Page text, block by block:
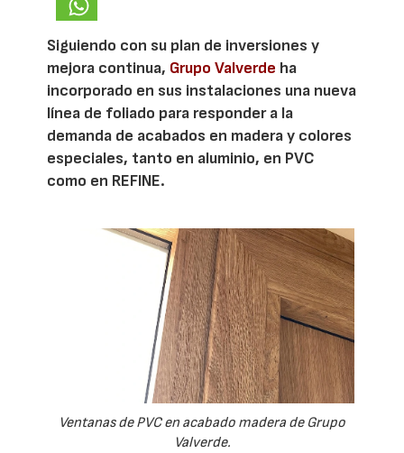
Siguiendo con su plan de inversiones y
mejora continua, Grupo Valverde ha
incorporado en sus instalaciones una nueva
línea de foliado para responder a la
demanda de acabados en madera y colores
especiales, tanto en aluminio, en PVC
como en REFINE.
Ventanas de PVC en acabado madera de Grupo
Valverde.